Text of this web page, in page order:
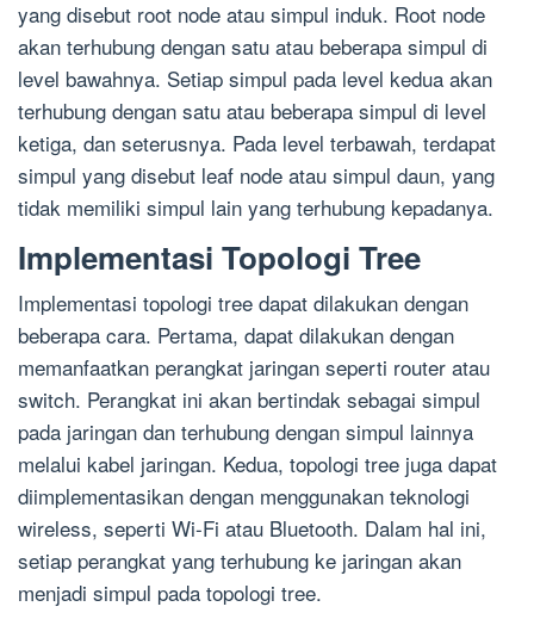
yang disebut root node atau simpul induk. Root node
akan terhubung dengan satu atau beberapa simpul di
level bawahnya. Setiap simpul pada level kedua akan
terhubung dengan satu atau beberapa simpul di level
ketiga, dan seterusnya. Pada level terbawah, terdapat
simpul yang disebut leaf node atau simpul daun, yang
tidak memiliki simpul lain yang terhubung kepadanya.
Implementasi Topologi Tree
Implementasi topologi tree dapat dilakukan dengan
beberapa cara. Pertama, dapat dilakukan dengan
memanfaatkan perangkat jaringan seperti router atau
switch. Perangkat ini akan bertindak sebagai simpul
pada jaringan dan terhubung dengan simpul lainnya
melalui kabel jaringan. Kedua, topologi tree juga dapat
diimplementasikan dengan menggunakan teknologi
wireless, seperti Wi-Fi atau Bluetooth. Dalam hal ini,
setiap perangkat yang terhubung ke jaringan akan
menjadi simpul pada topologi tree.